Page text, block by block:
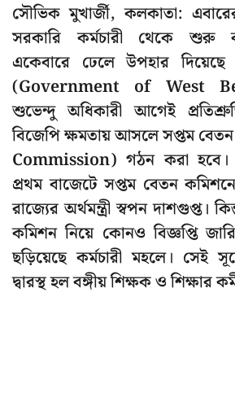
সৌভিক মুখার্জী, কলকাতা:
সরকারি কর্মচারী থেকে শুরু
একেবারে ঢেলে উপহার দিয়েছে
(Government of West
শুভেন্দু অধিকারী আগেই
বিজেপি ক্ষমতায় আসলে সপ্তম
Commission) গঠন করা
প্রথম বাজেটে সপ্তম বেতন
রাজ্যের অর্থমন্ত্রী স্বপন দাশগুপ্ত।
কমিশন নিয়ে কোনও বিজ্ঞপ্তি
ছড়িয়েছে কর্মচারী মহলে। সেই
দ্বারস্থ হল বঙ্গীয় শিক্ষক ও শিক্ষার